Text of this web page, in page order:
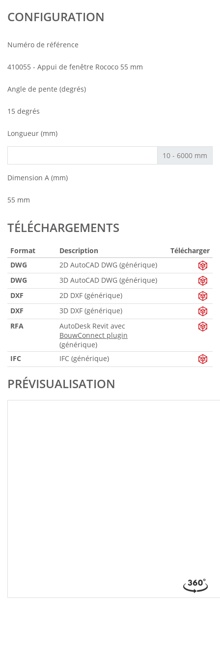
CONFIGURATION
Numéro de référence
410055 - Appui de fenêtre Rococo 55 mm
Angle de pente (degrés)
15 degrés
Longueur (mm)
10 - 6000 mm
Dimension A (mm)
55 mm
TÉLÉCHARGEMENTS
Format Description
Télécharger
DWG
2D AutoCAD DWG (générique)
DWG
3D AutoCAD DWG (générique)
DXF
2D DXF (générique)
DXF
3D DXF (générique)
RFA
AutoDesk Revit avec
BouwConnect plugin
(générique)
IFC
IFC (générique)
PRÉVISUALISATION